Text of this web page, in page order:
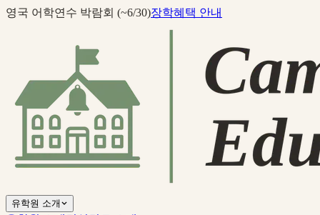
영국 어학연수 박람회 (~6/30)장학혜택 안내
유학원 소개